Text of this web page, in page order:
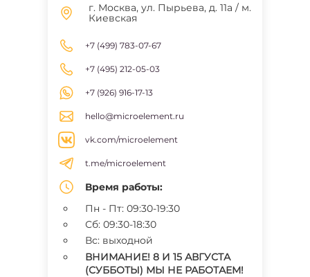
г. Москва, ул. Пырьева, д. 11а / м.
Киевская
+7 (499) 783-07-67
+7 (495) 212-05-03
+7 (926) 916-17-13
hello@microelement.ru
vk.com/microelement
t.me/microelement
Время работы:
Пн - Пт: 09:30-19:30
Сб: 09:30-18:30
Вс: выходной
ВНИМАНИЕ! 8 И 15 АВГУСТА
(СУББОТЫ) МЫ НЕ РАБОТАЕМ!